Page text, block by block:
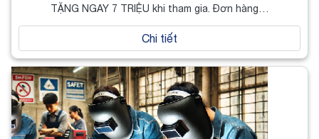
TẶNG NGAY 7 TRIỆU khi tham gia. Đơn hàng…
Chi tiết